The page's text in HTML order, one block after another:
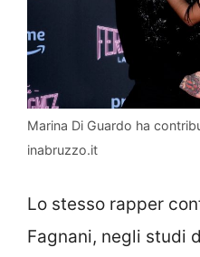
Marina Di Guardo ha
inabruzzo.it
Lo stesso rapper
Fagnani, negli studi